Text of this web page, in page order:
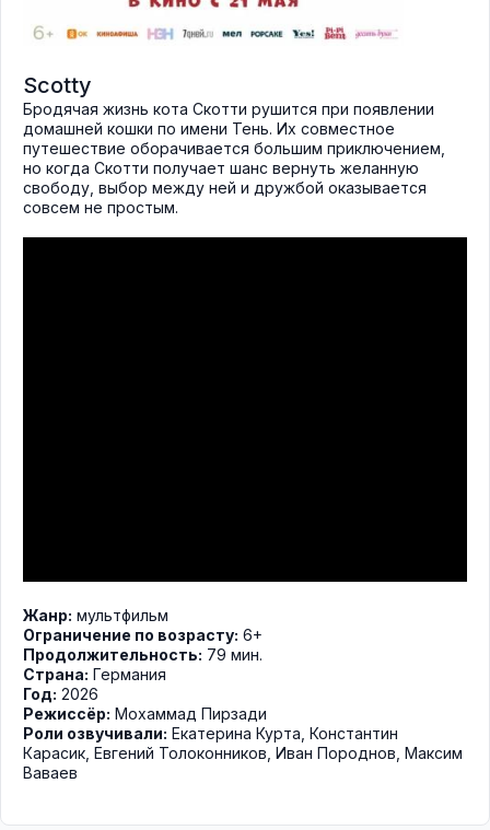
Scotty
Бродячая жизнь кота Скотти рушится при появлении
домашней кошки по имени Тень. Их совместное
путешествие оборачивается большим приключением,
но когда Скотти получает шанс вернуть желанную
свободу, выбор между ней и дружбой оказывается
совсем не простым.
Жанр: мультфильм
Ограничение по возрасту: 6+
Продолжительность: 79 мин.
Страна: Германия
Год: 2026
Режиссёр: Мохаммад Пирзади
Роли озвучивали: Екатерина Курта, Константин
Карасик, Евгений Толоконников, Иван Породнов, Максим
Ваваев